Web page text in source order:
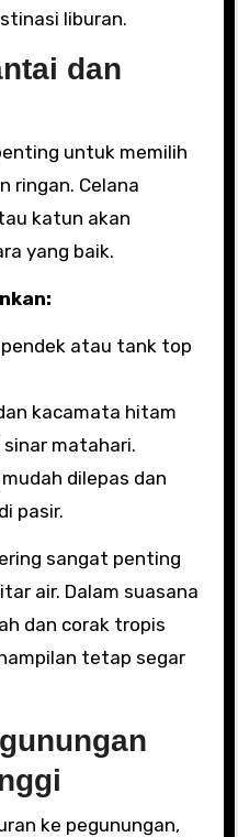
liburan.
dan
untuk memilih
ringan. Celana
katun akan
yang baik.
pendek atau tank top
kacamata hitam
matahari.
dilepas dan
pasir.
sangat penting
air. Dalam suasana
dan corak tropis
tetap segar
ke pegunungan,